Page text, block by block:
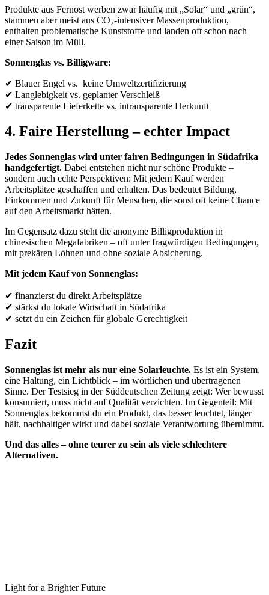
Produkte aus Fernost werben zwar häufig mit „Solar“ und „grün“,
stammen aber meist aus CO₂-intensiver Massenproduktion,
enthalten problematische Kunststoffe und landen oft schon nach
einer Saison im Müll.
Sonnenglas vs. Billigware:
✔ Blauer Engel vs. keine Umweltzertifizierung
✔ Langlebigkeit vs. geplanter Verschleiß
✔ transparente Lieferkette vs. intransparente Herkunft
4. Faire Herstellung – echter Impact
Jedes Sonnenglas wird unter fairen Bedingungen in Südafrika
handgefertigt. Dabei entstehen nicht nur schöne Produkte –
sondern auch echte Perspektiven: Mit jedem Kauf werden
Arbeitsplätze geschaffen und erhalten. Das bedeutet Bildung,
Einkommen und Zukunft für Menschen, die sonst oft keine Chance
auf den Arbeitsmarkt hätten.
Im Gegensatz dazu steht die anonyme Billigproduktion in
chinesischen Megafabriken – oft unter fragwürdigen Bedingungen,
mit prekären Löhnen und ohne soziale Absicherung.
Mit jedem Kauf von Sonnenglas:
✔ finanzierst du direkt Arbeitsplätze
✔ stärkst du lokale Wirtschaft in Südafrika
✔ setzt du ein Zeichen für globale Gerechtigkeit
Fazit
Sonnenglas ist mehr als nur eine Solarleuchte. Es ist ein System,
eine Haltung, ein Lichtblick – im wörtlichen und übertragenen
Sinne. Der Testsieg in der Süddeutschen Zeitung zeigt: Wer bewusst
konsumiert, muss nicht auf Qualität verzichten. Im Gegenteil: Mit
Sonnenglas bekommst du ein Produkt, das besser leuchtet, länger
hält, nachhaltiger wirkt und dabei soziale Verantwortung übernimmt.
Und das alles – ohne teurer zu sein als viele schlechtere
Alternativen.
Light for a Brighter Future